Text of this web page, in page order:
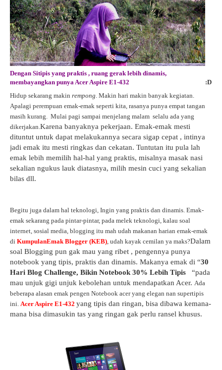
Dengan Sitipis yang praktis , ruang gerak lebih dinamis,
membayangkan punya Acer Aspire E1-432
:D
Hidup sekarang makin rempong. Makin hari makin banyak kegiatan.
Apalagi perempuan emak-emak seperti kita, rasanya punya empat tangan
masih kurang. Mulai pagi sampai menjelang malam selalu ada yang
dikerjakan.Karena banyaknya pekerjaan. Emak-emak mesti
dituntut untuk dapat melakukannya secara sigap cepat , intinya
jadi emak itu mesti ringkas dan cekatan. Tuntutan itu pula lah
emak lebih memilih hal-hal yang praktis, misalnya masak nasi
sekalian ngukus lauk diatasnya, milih mesin cuci yang sekalian
bilas dll.
Begitu juga dalam hal teknologi, Ingin yang praktis dan dinamis. Emak-
emak sekarang pada pintar-pintar, pada melek teknologi, kalau soal
internet, sosial media, blogging itu mah udah makanan harian emak-emak
di KumpulanEmak Blogger (KEB), udah kayak cemilan ya maks?Dalam
soal Blogging pun gak mau yang ribet , pengennya punya
notebook yang tipis, praktis dan dinamis. Makanya emak di “30
Hari Blog Challenge, Bikin Notebook 30% Lebih Tipis “pada
mau unjuk gigi unjuk kebolehan untuk mendapatkan Acer. Ada
beberapa alasan emak pengen Notebook acer yang elegan nan supertipis
ini. Acer Aspire E1-432 yang tipis dan ringan, bisa dibawa kemana-
mana bisa dimasukin tas yang ringan gak perlu ransel khusus.